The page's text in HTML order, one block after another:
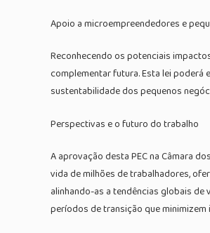
Apoio a microempreendedores e
Reconhecendo os potenciais
complementar futura. Esta lei
sustentabilidade dos pequenos
Perspectivas e o futuro do trabalho
A aprovação desta PEC na Câmara
vida de milhões de trabalhadores,
alinhando-as a tendências globais
períodos de transição que